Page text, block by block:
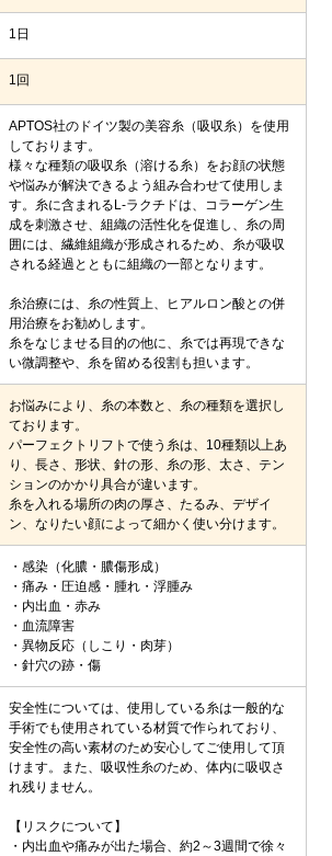
1日
1回
APTOS社のドイツ製の美容糸（吸収糸）を使用
しております。
様々な種類の吸収糸（溶ける糸）をお顔の状態
や悩みが解決できるよう組み合わせて使用しま
す。糸に含まれるL-ラクチドは、コラーゲン生
成を刺激させ、組織の活性化を促進し、糸の周
囲には、繊維組織が形成されるため、糸が吸収
される経過とともに組織の一部となります。
糸治療には、糸の性質上、ヒアルロン酸との併
用治療をお勧めします。
糸をなじませる目的の他に、糸では再現できな
い微調整や、糸を留める役割も担います。
お悩みにより、糸の本数と、糸の種類を選択し
ております。
パーフェクトリフトで使う糸は、10種類以上あ
り、長さ、形状、針の形、糸の形、太さ、テン
ションのかかり具合が違います。
糸を入れる場所の肉の厚さ、たるみ、デザイ
ン、なりたい顔によって細かく使い分けます。
・感染（化膿・膿傷形成）
・痛み・圧迫感・腫れ・浮腫み
・内出血・赤み
・血流障害
・異物反応（しこり・肉芽）
・針穴の跡・傷
安全性については、使用している糸は一般的な
手術でも使用されている材質で作られており、
安全性の高い素材のため安心してご使用して頂
けます。また、吸収性糸のため、体内に吸収さ
れ残りません。
【リスクについて】
・内出血や痛みが出た場合、約2～3週間で徐々